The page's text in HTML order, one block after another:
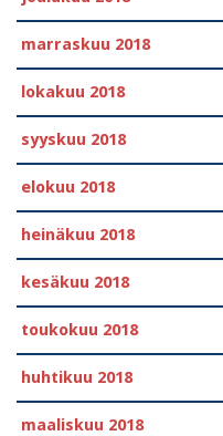
marraskuu 2018
lokakuu 2018
syyskuu 2018
elokuu 2018
heinäkuu 2018
kesäkuu 2018
toukokuu 2018
huhtikuu 2018
maaliskuu 2018